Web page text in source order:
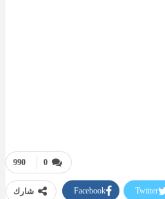
0
990
شارك Facebook Twitter